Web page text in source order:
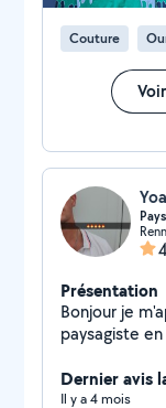
et de vous
Exemples
ajustements
veste/pulls, etc ... Vous pouvez me
sur
Couture
Présentation
Bonjour je
paysagiste
besoins.
Dernier avis
Il y a 4 mois